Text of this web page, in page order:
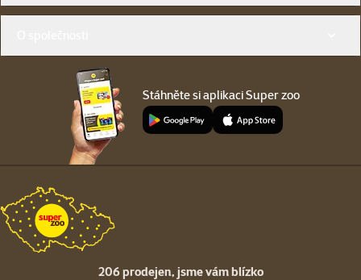
Stáhněte si aplikaci Super zoo
206 prodejen, jsme vám blízko